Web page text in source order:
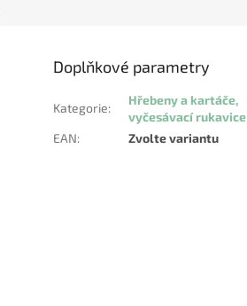
Doplňkové parametry
Kategorie:
Hřebeny a kartáče,
vyčesávací rukavice
EAN: Zvolte variantu